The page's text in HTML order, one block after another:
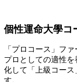
個性運命大學コ
「プロコース」フ
プロとしての適性
化して「上級コース
す。